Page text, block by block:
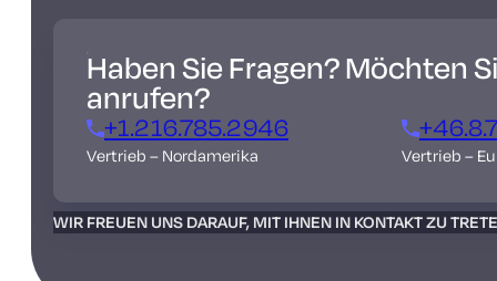
Haben Sie Fragen? Möchten
anrufen?
+1.216.785.2946
Vertrieb – Nordamerika Vertrieb –
WIR FREUEN UNS DARAUF, MIT IHNEN IN KONTAKT ZU